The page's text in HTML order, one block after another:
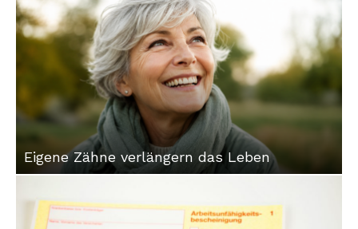
Eigene Zähne verlängern das Leben